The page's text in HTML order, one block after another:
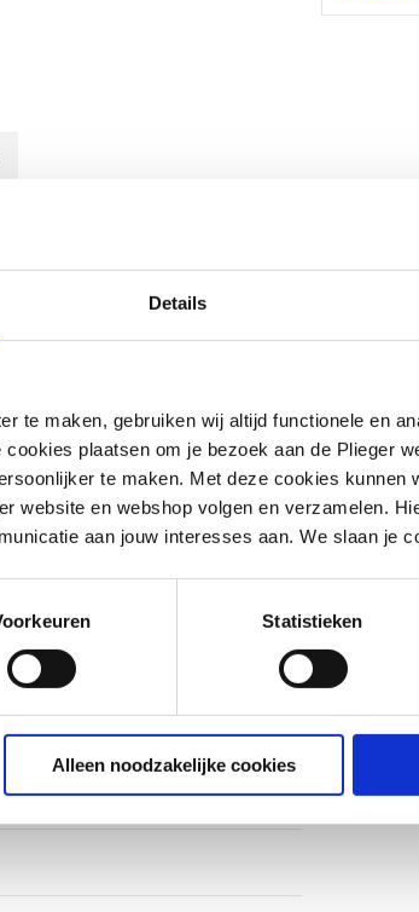
Details
te maken, gebruiken wij altijd functionele en
plaatsen om je bezoek aan de Plieger
te maken. Met deze cookies kunnen
website en webshop volgen en verzamelen.
aan jouw interesses aan. We slaan je
Statistieken
Alleen noodzakelijke cookies